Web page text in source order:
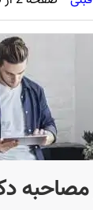
دکتری ۱۴۰۱